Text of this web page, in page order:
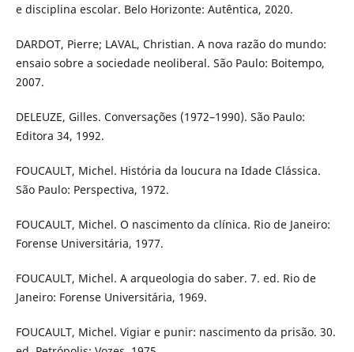
e disciplina escolar. Belo Horizonte: Autêntica, 2020.
DARDOT, Pierre; LAVAL, Christian. A nova razão do mundo:
ensaio sobre a sociedade neoliberal. São Paulo: Boitempo,
2007.
DELEUZE, Gilles. Conversações (1972–1990). São Paulo:
Editora 34, 1992.
FOUCAULT, Michel. História da loucura na Idade Clássica.
São Paulo: Perspectiva, 1972.
FOUCAULT, Michel. O nascimento da clínica. Rio de Janeiro:
Forense Universitária, 1977.
FOUCAULT, Michel. A arqueologia do saber. 7. ed. Rio de
Janeiro: Forense Universitária, 1969.
FOUCAULT, Michel. Vigiar e punir: nascimento da prisão. 30.